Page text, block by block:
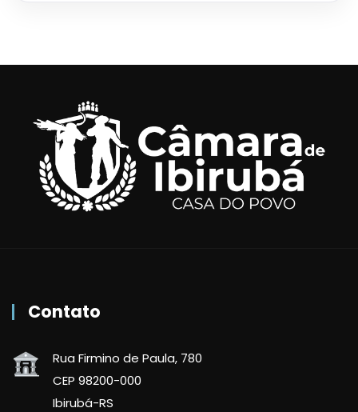
Contato
Rua Firmino de Paula, 780
CEP 98200-000
Ibirubá-RS